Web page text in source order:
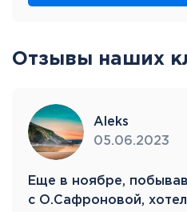
Отзывы наших
Aleks
05.06.2023
Eще в ноябре,
с О.Сафроновой,